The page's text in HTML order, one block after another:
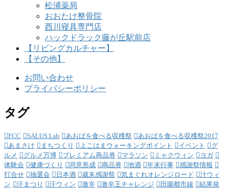
松浦薬局
おおたけ整骨院
西川寝具専門店
ハックドラック藤が丘駅前店
【リビングカルチャー】
【その他】
お問い合わせ
プライバシーポリシー
タグ
FCC SALUS Lab あおばを食べる収穫祭
あおばを食べる収穫祭2017
あまさけ
まちつくり よこはまウォーキングポイント イベント
グ
ルメ
グルメ万博 プレミアム商品券 マラソン ミャクウィン
ヨガ
体験会
健康づくり 同意形成 商品券 地酒 年末行事
感謝祭情報
打合せ
抽選会 日本酒 歳末感謝祭 気まぐれオレンジロード
汁ウィ
ン
汗まつり 汗ウィン 激辛 激辛王チャレンジ 田園都市線
結果発